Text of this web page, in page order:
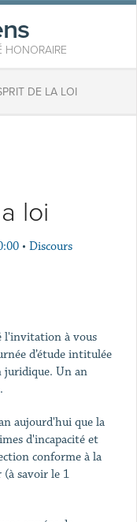
HONORAIRE
DE LA LOI
loi
• Discours
l'invitation à vous
d’étude intitulée
juridique. Un an
aujourd'hui que la
d'incapacité et
conforme à la
savoir le 1